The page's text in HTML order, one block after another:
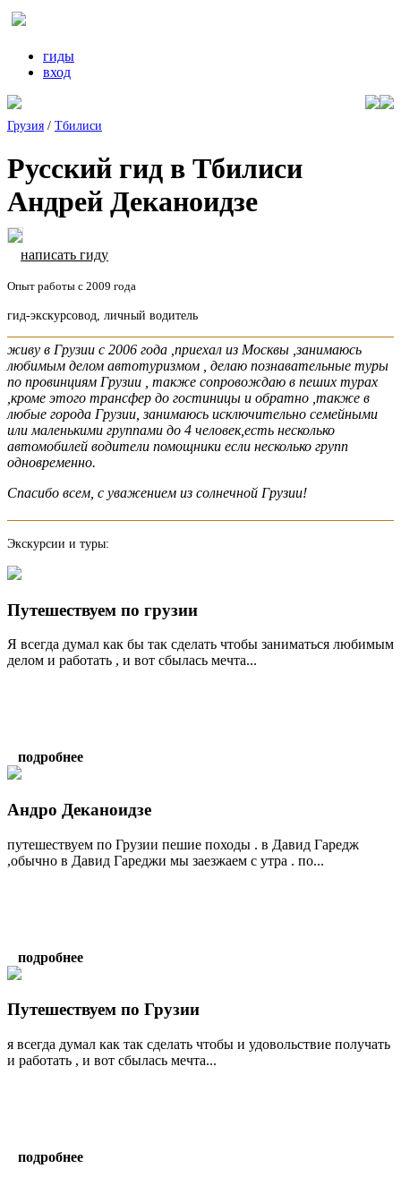
гиды
вход
Грузия / Тбилиси
Русский гид в Тбилиси
Андрей Деканоидзе
написать гиду
Опыт работы с 2009 года
гид-экскурсовод, личный водитель
живу в Грузии с 2006 года ,приехал из Москвы ,занимаюсь
любимым делом автотуризмом , делаю познавательные туры
по провинциям Грузии , также сопровождаю в пеших турах
,кроме этого трансфер до гостиницы и обратно ,также в
любые города Грузии, занимаюсь исключительно семейными
или маленькими группами до 4 человек,есть несколько
автомобилей водители помощники если несколько групп
одновременно.
Спасибо всем, с уважением из солнечной Грузии!
Экскурсии и туры:
Путешествуем по грузии
Я всегда думал как бы так сделать чтобы заниматься любимым
делом и работать , и вот сбылась мечта...
подробнее
Андро Деканоидзе
путешествуем по Грузии пешие походы . в Давид Гаредж
,обычно в Давид Гареджи мы заезжаем с утра . по...
подробнее
Путешествуем по Грузии
я всегда думал как так сделать чтобы и удовольствие получать
и работать , и вот сбылась мечта...
подробнее